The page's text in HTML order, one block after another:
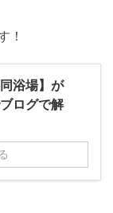
！
浴場】が
ログで解